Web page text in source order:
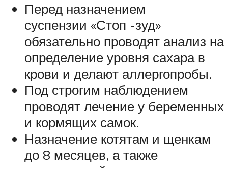
Перед назначением
суспензии «Стоп -зуд»
обязательно проводят анализ на
определение уровня сахара в
крови и делают аллергопробы.
Под строгим наблюдением
проводят лечение у беременных
и кормящих самок.
Назначение котятам и щенкам
до 8 месяцев, а также